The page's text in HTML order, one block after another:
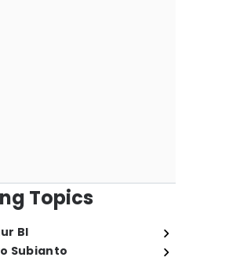
Topics
BI
Subianto